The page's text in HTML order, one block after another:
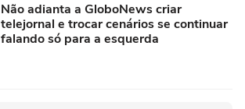
Não adianta a GloboNews criar
telejornal e trocar cenários se continuar
falando só para a esquerda